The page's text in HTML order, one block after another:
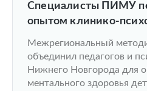
Специалисты ПИМУ
опытом клинико-
Межрегиональный
объединил педагогов и
Нижнего Новгорода для
ментального здоровья